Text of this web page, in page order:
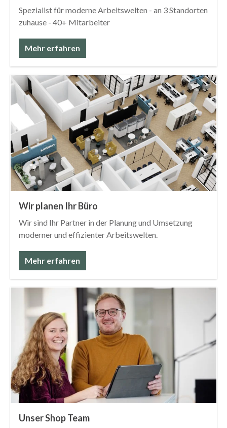
Spezialist für moderne Arbeitswelten - an 3 Standorten
zuhause - 40+ Mitarbeiter
Mehr erfahren
Wir planen Ihr Büro
Wir sind Ihr Partner in der Planung und Umsetzung
moderner und effizienter Arbeitswelten.
Mehr erfahren
Unser Shop Team